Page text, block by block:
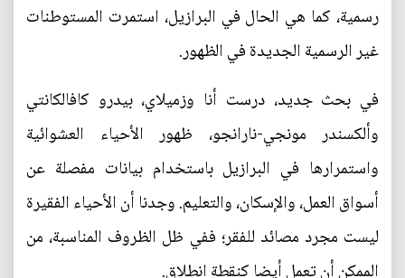
رسمية، كما هي الحال في البرازيل، استمرت المستوطنات
غير الرسمية الجديدة في الظهور.
في بحث جديد، درست أنا وزميلاي، بيدرو كافالكانتي
وألكسندر مونجي-نارانجو، ظهور الأحياء العشوائية
واستمرارها في البرازيل باستخدام بيانات مفصلة عن
أسواق العمل، والإسكان، والتعليم. وجدنا أن الأحياء الفقيرة
ليست مجرد مصائد للفقر؛ ففي ظل الظروف المناسبة، من